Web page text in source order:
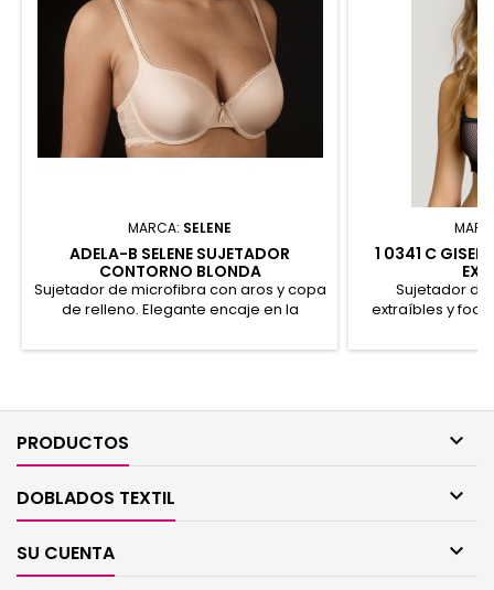
MARCA: SELENE
ADELA-B SELENE SUJETADOR
CONTORNO BLONDA
Sujetador de microfibra con aros y copa
de relleno. Elegante encaje en la
8% Elastano
1 0341 C
Sujetador
extraíbles y
cruzarlos.
PRODUCTOS 
DOBLADOS TEXTIL 
SU CUENTA 